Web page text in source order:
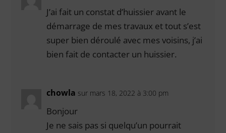
J’ai fait un constat d’huissier avant le
démarrage de mes travaux et tout s’est
super bien déroulé avec mes voisins, j’ai
bien fait de contacter un huissier.
chowla sur mars 18, 2022 à 3:00 pm
Bonjour
Je ne sais pas si quelqu’un pourrait